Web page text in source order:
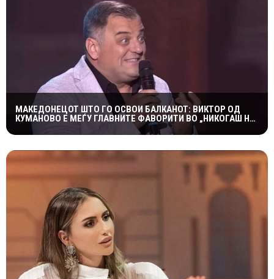
МАКЕДОНЕЦОТ ШТО ГО ОСВОИ БАЛКАНОТ: ВИКТОР ОД
КУМАНОВО Е МЕЃУ ГЛАВНИТЕ ФАВОРИТИ ВО „НИКОГАШ НЕ
Е ДОЦНА”